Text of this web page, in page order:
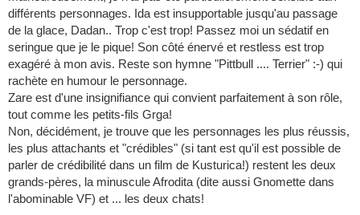
différents personnages. Ida est insupportable jusqu'au passage
de la glace, Dadan.. Trop c'est trop! Passez moi un sédatif en
seringue que je le pique! Son côté énervé et restless est trop
exagéré à mon avis. Reste son hymne "Pittbull .... Terrier" :-) qui
rachète en humour le personnage.
Zare est d'une insignifiance qui convient parfaitement à son rôle,
tout comme les petits-fils Grga!
Non, décidément, je trouve que les personnages les plus réussis,
les plus attachants et "crédibles" (si tant est qu'il est possible de
parler de crédibilité dans un film de Kusturica!) restent les deux
grands-pères, la minuscule Afrodita (dite aussi Gnomette dans
l'abominable VF) et ... les deux chats!